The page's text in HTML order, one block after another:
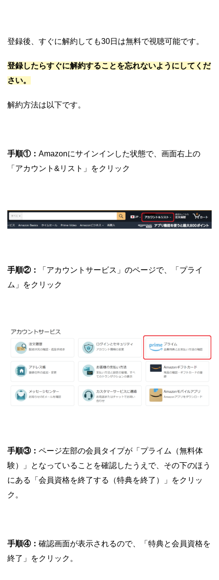
登録後、すぐに解約しても30日は無料で視聴可能です。
登録したらすぐに解約することを忘れないようにしてくだ
さい。
解約方法は以下です。
手順①： Amazonにサインインした状態で、画面右上の
「アカウント&リスト」をクリック
手順②：
「アカウントサービス」のページで、「プライ
ム」をクリック
手順③： ページ左部の会員タイプが「プライム（無料体
験）」となっていることを確認したうえで、その下のほう
にある「会員資格を終了する（特典を終了）」をクリッ
ク。
手順④： 確認画面が表示されるので、「特典と会員資格を
終了」をクリック。